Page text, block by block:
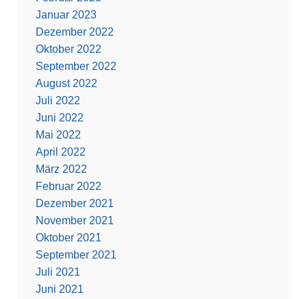
Januar 2023
Dezember 2022
Oktober 2022
September 2022
August 2022
Juli 2022
Juni 2022
Mai 2022
April 2022
März 2022
Februar 2022
Dezember 2021
November 2021
Oktober 2021
September 2021
Juli 2021
Juni 2021